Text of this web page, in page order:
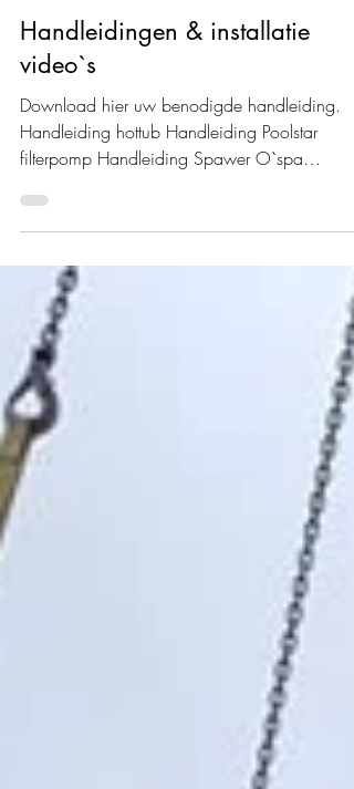
22 aug 2024 1 minuten om te lezen
Handleidingen & installatie
video`s
Download hier uw benodigde handleiding.
filterpomp Handleiding Spawer O`spa
warmtepomp Installatie video`s Hottub interne
kachel